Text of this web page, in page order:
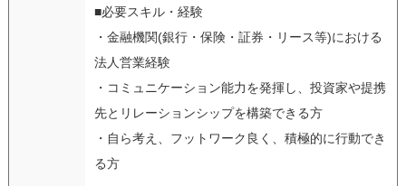
■必要スキル・経験
・金融機関(銀行・保険・証券・リース等)における
法人営業経験
・コミュニケーション能力を発揮し、投資家や提携
先とリレーションシップを構築できる方
・自ら考え、フットワーク良く、積極的に行動でき
る方